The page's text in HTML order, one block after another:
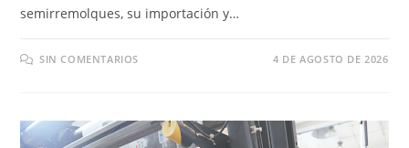
semirremolques, su importación y…
SIN COMENTARIOS 4 DE AGOSTO DE 2026